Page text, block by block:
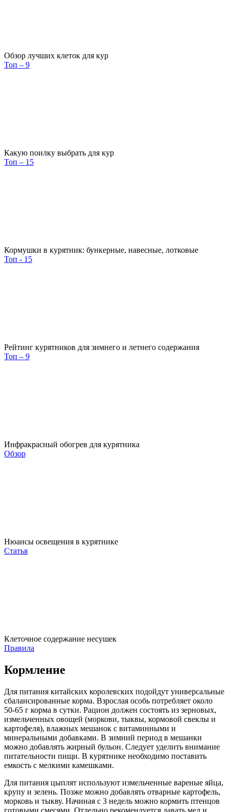
Обзор лучших клеток для кур
Топ – 9
Какую поилку выбрать для кур
Топ – 15
Кормушки в курятник: бункерные, навесные, лотковые
Топ - 15
Рейтинг курятников для зимнего и летнего содержания
Топ – 9
Инфракрасный обогрев для курятника
Обзор
Нюансы освещения в курятнике
Статья
Клеточное содержание несушек
Правила
Кормление
Для питания китайских королевских подойдут универсальные
сбалансированные корма. Взрослая особь потребляет около
50-65 г корма в сутки. Рацион должен состоять из зерновых,
измельченных овощей (моркови, тыквы, кормовой свеклы и
картофеля), влажных мешанок с витаминными и
минеральными добавками. В зимний период в мешанки
можно добавлять жирный бульон. Следует уделить внимание
питательности пищи. В курятнике необходимо поставить
емкость с мелкими камешками.
Для питания цыплят используют измельченные вареные яйца,
крупу и зелень. Позже можно добавлять отварные картофель,
морковь и тыкву. Начиная с 3 недель можно кормить птенцов